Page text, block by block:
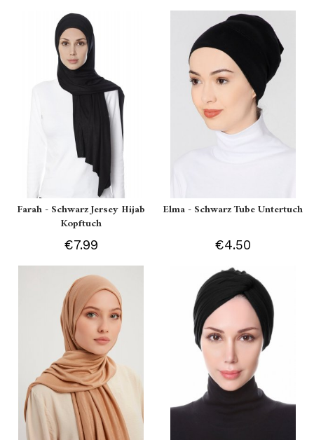
Farah - Schwarz Jersey Hijab
Kopftuch
€7.99
Elma - Schwarz Tube Untertuch
€4.50